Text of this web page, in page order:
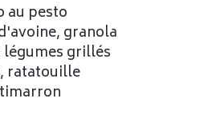
au pesto
granola
légumes grillés
ratatouille